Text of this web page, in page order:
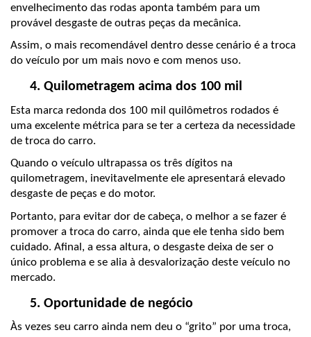
envelhecimento das rodas aponta também para um
provável desgaste de outras peças da mecânica.
Assim, o mais recomendável dentro desse cenário é a troca
do veículo por um mais novo e com menos uso.
Quilometragem acima dos 100 mil
Esta marca redonda dos 100 mil quilômetros rodados é
uma excelente métrica para se ter a certeza da necessidade
de troca do carro.
Quando o veículo ultrapassa os três dígitos na
quilometragem, inevitavelmente ele apresentará elevado
desgaste de peças e do motor.
Portanto, para evitar dor de cabeça, o melhor a se fazer é
promover a troca do carro, ainda que ele tenha sido bem
cuidado. Afinal, a essa altura, o desgaste deixa de ser o
único problema e se alia à desvalorização deste veículo no
mercado.
Oportunidade de negócio
Às vezes seu carro ainda nem deu o “grito” por uma troca,